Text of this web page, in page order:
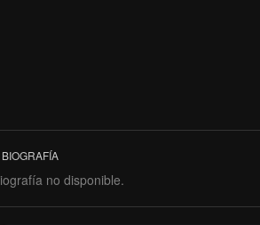
no disponible.